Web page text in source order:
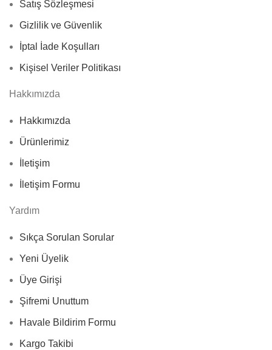
Satış Sözleşmesi
Gizlilik ve Güvenlik
İptal İade Koşulları
Kişisel Veriler Politikası
Hakkımızda
Hakkımızda
Ürünlerimiz
İletişim
İletişim Formu
Yardım
Sıkça Sorulan Sorular
Yeni Üyelik
Üye Girişi
Şifremi Unuttum
Havale Bildirim Formu
Kargo Takibi